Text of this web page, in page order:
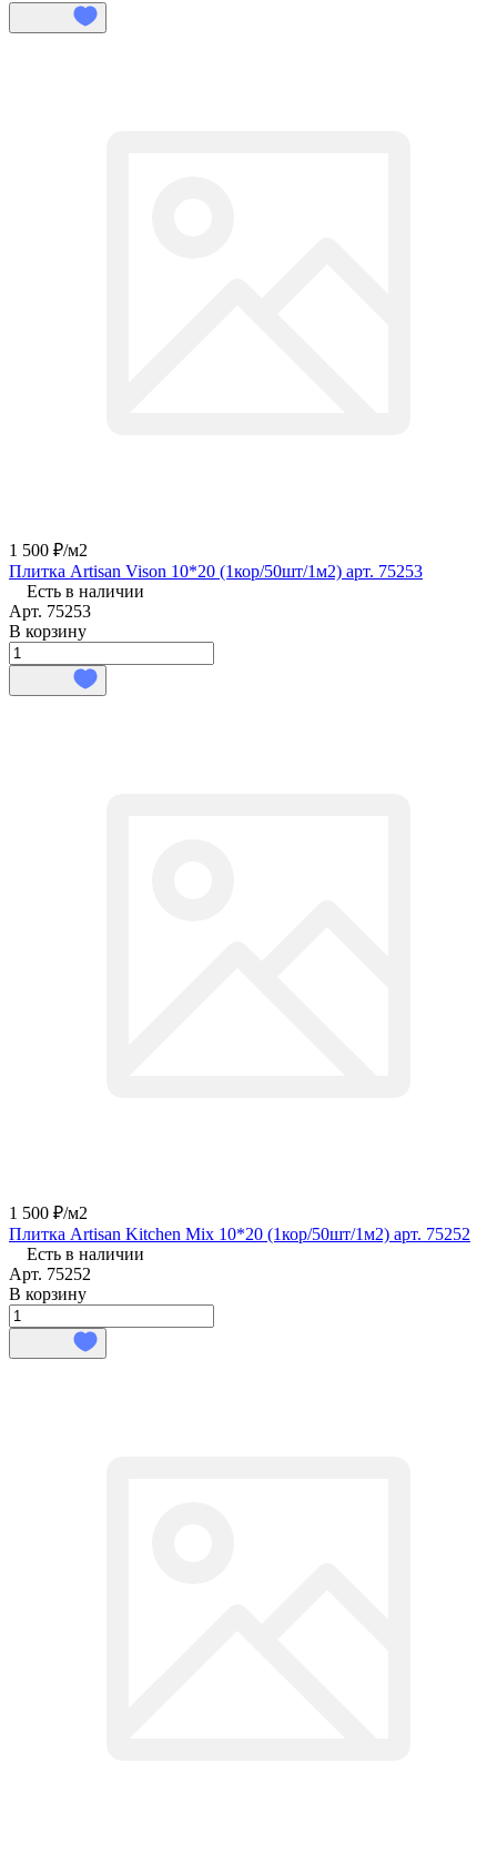
1 500 ₽/м2
Плитка Artisan Vison 10*20 (1кор/50шт/1м2) арт. 75253
Есть в наличии
Арт. 75253
В корзину
1 500 ₽/м2
Плитка Artisan Kitchen Mix 10*20 (1кор/50шт/1м2) арт. 75252
Есть в наличии
Арт. 75252
В корзину